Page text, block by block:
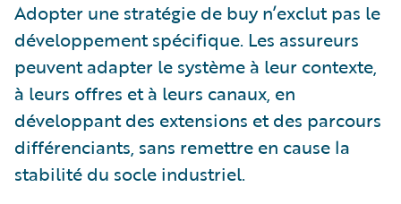
Adopter une stratégie de buy n’exclut pas le
développement spécifique. Les assureurs
peuvent adapter le système à leur contexte,
à leurs offres et à leurs canaux, en
développant des extensions et des parcours
différenciants, sans remettre en cause la
stabilité du socle industriel.